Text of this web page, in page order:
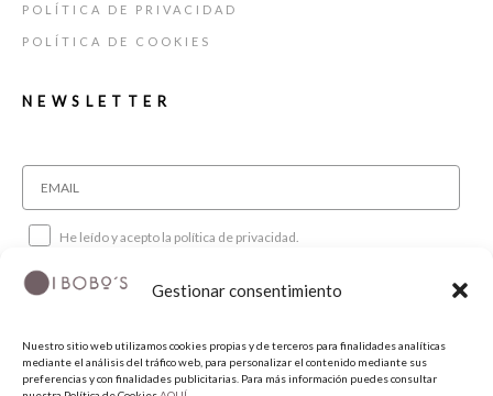
Gestionar consentimiento
Nuestro sitio web utilizamos cookies propias y de terceros para finalidades analíticas
mediante el análisis del tráfico web, para personalizar el contenido mediante sus
preferencias y con finalidades publicitarias. Para más información puedes consultar
POLÍTICA DE PRIVACIDAD
POLÍTICA DE COOKIES
NEWSLETTER
He leído y acepto la política de privacidad.
SUSCRIBIRME
SÍGUENOS
5% de descuento para tu primera compra.